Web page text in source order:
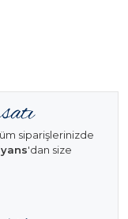
siparişlerinizde
'dan size